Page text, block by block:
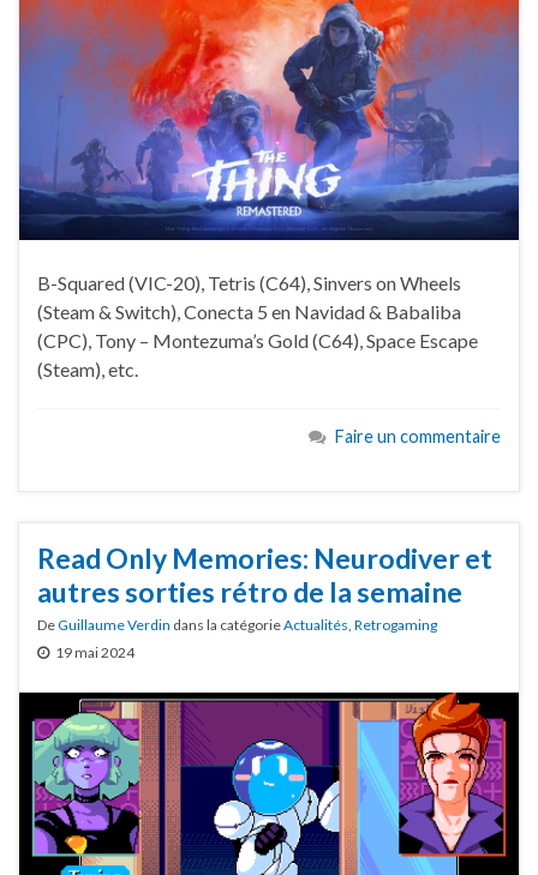
B-Squared (VIC-20), Tetris (C64), Sinvers on Wheels
(Steam & Switch), Conecta 5 en Navidad & Babaliba
(CPC), Tony – Montezuma’s Gold (C64), Space Escape
(Steam), etc.
Faire un commentaire
Read Only Memories: Neurodiver et
autres sorties rétro de la semaine
DeGuillaume Verdin dans la catégorieActualités Retrogaming
19 mai 2024